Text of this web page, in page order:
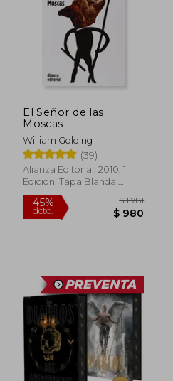
45%
dcto.
El Señor de las
Moscas
William Golding
(39)
Alianza Editorial, 2010, 1
Edición, Tapa Blanda,
Nuevo
45%
dcto.
$ 1.781
$ 980